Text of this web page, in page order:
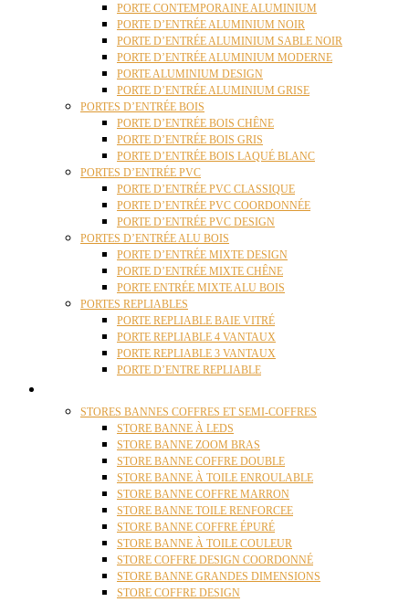
PORTE CONTEMPORAINE ALUMINIUM
PORTE D’ENTRÉE ALUMINIUM NOIR
PORTE D’ENTRÉE ALUMINIUM SABLE NOIR
PORTE D’ENTRÉE ALUMINIUM MODERNE
PORTE ALUMINIUM DESIGN
PORTE D’ENTRÉE ALUMINIUM GRISE
PORTES D’ENTRÉE BOIS
PORTE D’ENTRÉE BOIS CHÊNE
PORTE D’ENTRÉE BOIS GRIS
PORTE D’ENTRÉE BOIS LAQUÉ BLANC
PORTES D’ENTRÉE PVC
PORTE D’ENTRÉE PVC CLASSIQUE
PORTE D’ENTRÉE PVC COORDONNÉE
PORTE D’ENTRÉE PVC DESIGN
PORTES D’ENTRÉE ALU BOIS
PORTE D’ENTRÉE MIXTE DESIGN
PORTE D’ENTRÉE MIXTE CHÊNE
PORTE ENTRÉE MIXTE ALU BOIS
PORTES REPLIABLES
PORTE REPLIABLE BAIE VITRÉ
PORTE REPLIABLE 4 VANTAUX
PORTE REPLIABLE 3 VANTAUX
PORTE D’ENTRE REPLIABLE
STORES BANNES COFFRES ET SEMI-COFFRES
STORE BANNE À LEDS
STORE BANNE ZOOM BRAS
STORE BANNE COFFRE DOUBLE
STORE BANNE À TOILE ENROULABLE
STORE BANNE COFFRE MARRON
STORE BANNE TOILE RENFORCEE
STORE BANNE COFFRE ÉPURÉ
STORE BANNE À TOILE COULEUR
STORE COFFRE DESIGN COORDONNÉ
STORE BANNE GRANDES DIMENSIONS
STORE COFFRE DESIGN